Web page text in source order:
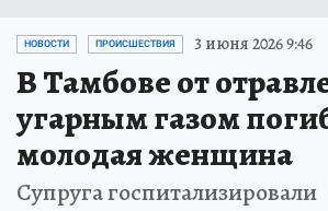
НОВОСТИ ПРОИСШЕСТВИЯ 3 июня 2026 9:46
В Тамбове от
угарным газом
молодая женщина
Супруга госпитализировали